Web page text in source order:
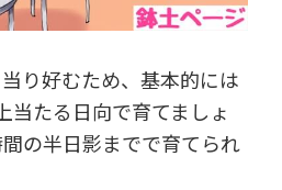
り好むため、基本的には
当たる日向で育てましょ
の半日影までで育てられ